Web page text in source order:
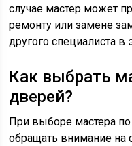
случае мастер может
ремонту или замене
другого специалиста в
Как выбрать
дверей?
При выборе мастера
обращать внимание